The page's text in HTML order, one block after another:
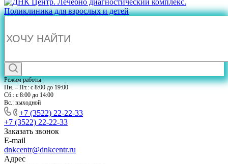
Режим работы
Пн. – Пт.: с 8:00 до 19:00
Сб.: с 8:00 до 14:00
Вс.: выходной
+7 (3522) 22-22-33
+7 (3522) 22-22-33
Заказать звонок
E-mail
dnkcentr@dnkcentr.ru
Адрес